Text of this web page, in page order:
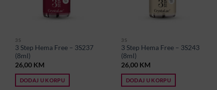
3S
3 Step Hema Free – 3S237
(8ml)
26,00 KM
DODAJ U KORPU
3S
3 Step Hema Free – 3S243
(8ml)
26,00 KM
DODAJ U KORPU